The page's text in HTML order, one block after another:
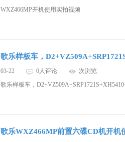
WXZ466MP开机使用实拍视频
歌乐样板车，
03-22 0人评论
次浏览
歌乐样板车，
歌乐WXZ466MP前置六碟CD机开机